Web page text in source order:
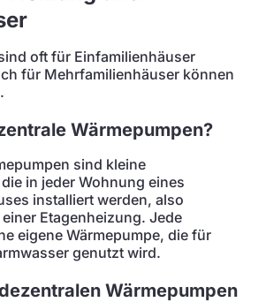
oft für Einfamilienhäuser
für Mehrfamilienhäuser können
Wärmepumpen?
sind kleine
in jeder Wohnung eines
installiert werden, also
Etagenheizung. Jede
eigene Wärmepumpe, die für
genutzt wird.
Wärmepumpen